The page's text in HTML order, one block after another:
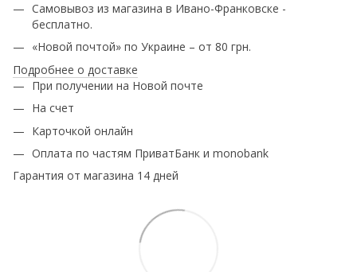
Самовывоз из магазина в Ивано-Франковске -
бесплатно.
«Новой почтой» по Украине – от 80 грн.
Подробнее о доставке
При получении на Новой почте
На счет
Карточкой онлайн
Оплата по частям ПриватБанк и monobank
Гарантия от магазина 14 дней